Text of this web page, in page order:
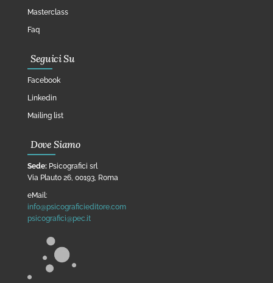
Masterclass
Faq
Seguici Su
Facebook
Linkedin
Mailing list
Dove Siamo
Sede: Psicografici srl
Via Plauto 26, 00193, Roma
eMail:
info@psicograficieditore.com
psicografici@pec.it